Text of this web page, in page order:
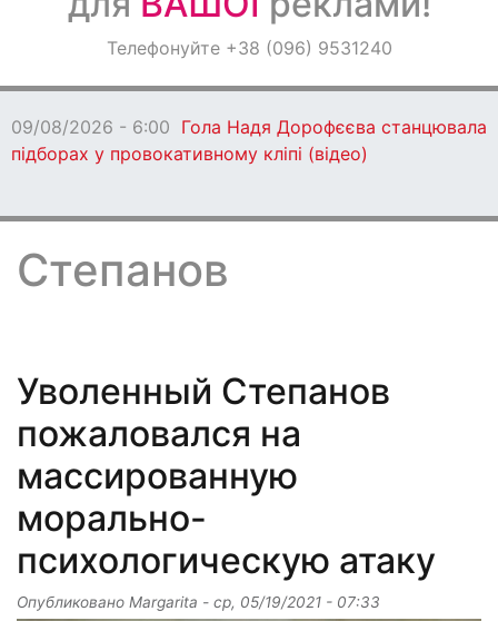
ОголошенняТелефонуйте +38 (096) 9531240
08/08/2026 - 17:51
Діти Захисників з Кам’янського
прямують на відпочинок до Німеччини (відео)
Степанов
Уволенный Степанов
пожаловался на
массированную
морально-
психологическую атаку
Опубликовано Margarita - ср, 05/19/2021 - 07:33